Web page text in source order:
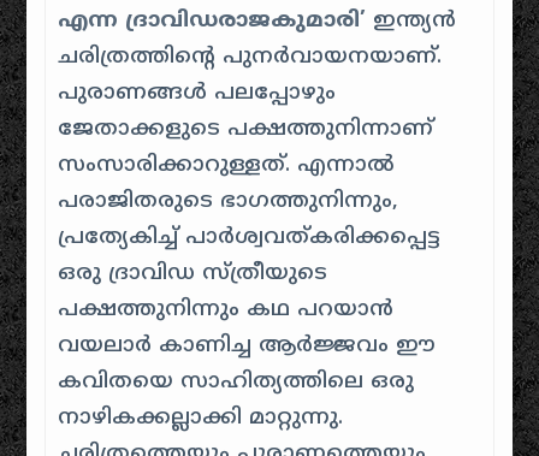
എന്ന ദ്രാവിഡരാജകുമാരി’ ഇന്ത്യൻ
ചരിത്രത്തിന്റെ പുനർവായനയാണ്.
പുരാണങ്ങൾ പലപ്പോഴും
ജേതാക്കളുടെ പക്ഷത്തുനിന്നാണ്
സംസാരിക്കാറുള്ളത്. എന്നാൽ
പരാജിതരുടെ ഭാഗത്തുനിന്നും,
പ്രത്യേകിച്ച് പാർശ്വവത്കരിക്കപ്പെട്ട
ഒരു ദ്രാവിഡ സ്ത്രീയുടെ
പക്ഷത്തുനിന്നും കഥ പറയാൻ
വയലാർ കാണിച്ച ആർജ്ജവം ഈ
കവിതയെ സാഹിത്യത്തിലെ ഒരു
നാഴികക്കല്ലാക്കി മാറ്റുന്നു.